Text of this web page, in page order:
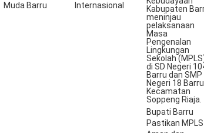
Muda Barru
Internasional
Bupati Barru
Pastikan MPLS